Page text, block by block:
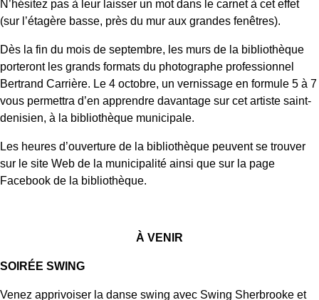
N’hésitez pas à leur laisser un mot dans le carnet à cet effet
(sur l’étagère basse, près du mur aux grandes fenêtres).
Dès la fin du mois de septembre, les murs de la bibliothèque
porteront les grands formats du photographe professionnel
Bertrand Carrière. Le 4 octobre, un vernissage en formule 5 à 7
vous permettra d’en apprendre davantage sur cet artiste saint-
denisien, à la bibliothèque municipale.
Les heures d’ouverture de la bibliothèque peuvent se trouver
sur le site Web de la municipalité ainsi que sur la page
Facebook de la bibliothèque.
À VENIR
SOIRÉE SWING
Venez apprivoiser la danse swing avec Swing Sherbrooke et